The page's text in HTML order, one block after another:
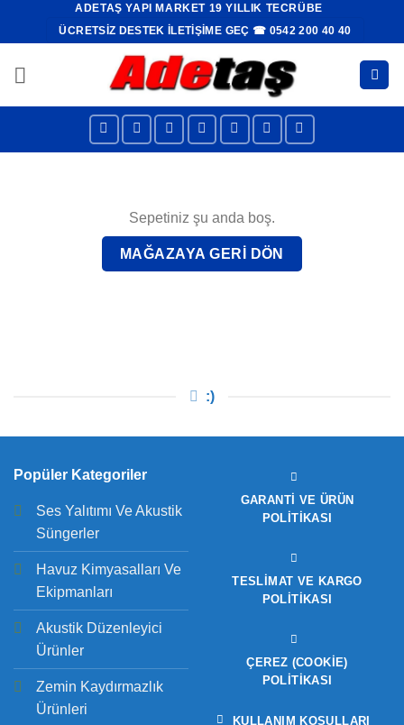
ADETAŞ YAPI MARKET 19 YILLIK TECRÜBE
ÜCRETSIZ DESTEK İLETIŞIME GEÇ ☎ 0542 200 40 40
Sepetiniz şu anda boş.
MAĞAZAYA GERI DÖN
:)
Popüler Kategoriler
Ses Yalıtımı Ve Akustik
Süngerler
Havuz Kimyasalları Ve
Ekipmanları
Akustik Düzenleyici
Ürünler
Zemin Kaydırmazlık
Ürünleri
GARANTI VE ÜRÜN
POLITIKASI
TESLIMAT VE KARGO
POLITIKASI
ÇEREZ (COOKIE)
POLITIKASI
KULLANIM KOŞULLARI